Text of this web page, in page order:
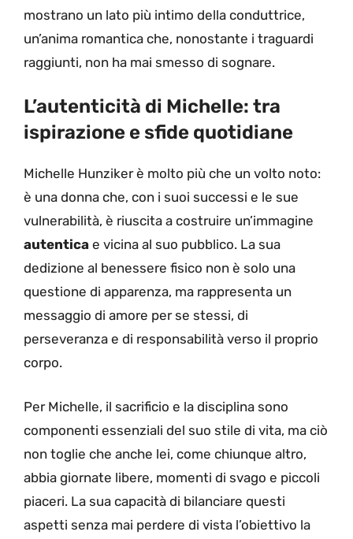
mostrano un lato più intimo della conduttrice,
un’anima romantica che, nonostante i traguardi
raggiunti, non ha mai smesso di sognare.
L’autenticità di Michelle: tra
ispirazione e sfide quotidiane
Michelle Hunziker è molto più che un volto noto:
è una donna che, con i suoi successi e le sue
vulnerabilità, è riuscita a costruire un’immagine
autentica e vicina al suo pubblico. La sua
dedizione al benessere fisico non è solo una
questione di apparenza, ma rappresenta un
messaggio di amore per se stessi, di
perseveranza e di responsabilità verso il proprio
corpo.
Per Michelle, il sacrificio e la disciplina sono
componenti essenziali del suo stile di vita, ma ciò
non toglie che anche lei, come chiunque altro,
abbia giornate libere, momenti di svago e piccoli
piaceri. La sua capacità di bilanciare questi
aspetti senza mai perdere di vista l’obiettivo la